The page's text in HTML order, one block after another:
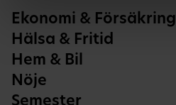
Ekonomi & Försäkring
Hälsa & Fritid
Hem & Bil
Nöje
Semester